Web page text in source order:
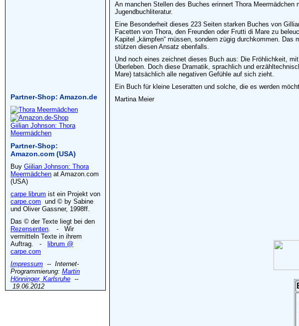
An manchen Stellen des Buches erinnert Thora
Jugendbuchliteratur.
Eine Besonderheit dieses 223 Seiten starken Buches von
Facetten von Thora, den Freunden oder Frutti di Mare zu
Kapitel „kämpfen“ müssen, sondern zügig durchkommen.
stützen diesen Ansatz ebenfalls.
Und noch eines zeichnet dieses Buch aus: Die Fröhlichkeit,
Überleben. Doch diese Dramatik, sprachlich und
Mare) tatsächlich alle negativen Gefühle auf sich zieht.
Ein Buch für kleine Leseratten und solche, die es werden
Martina Meier
Partner-Shop: Amazon.de
Giilian Johnson: Thora
Meermädchen
Partner-Shop:
Amazon.com (USA)
Buy Giilian Johnson: Thora
Meermädchen at Amazon.com
(USA)
carpe librum ist ein Projekt von
carpe.com und © by Sabine
und Oliver Gassner, 1998ff.
Das © der Texte liegt bei den
Rezensenten. - Wir
vermitteln Texte in ihrem
Auftrag. -
librum @
carpe.com
Impressum -- Internet-
Programmierung: Martin
Hönninger, Karlsruhe --
19.06.2012